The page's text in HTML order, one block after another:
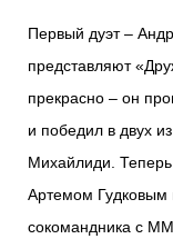
Первый дуэт –
представляют
прекрасно – он
и победил в двух
Михайлиди.
Артемом Гудковым
сокомандника с